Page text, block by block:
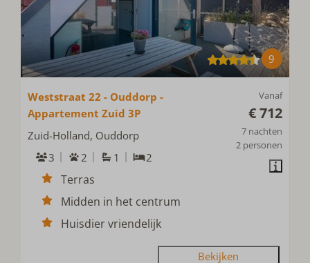
9
Vanaf
€ 712
7 nachten
2 personen
Weststraat 22 - Ouddorp -
Appartement Zuid 3P
Zuid-Holland, Ouddorp
3
2 1 2
Terras
Midden in het centrum
Huisdier vriendelijk
Bekijken